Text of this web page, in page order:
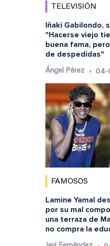
TELEVISIÓN
Iñaki Gabilondo,
"Hacerse viejo
buena fama,
de despedidas"
Ángel Pérez 04-
FAMOSOS
Lamine Yamal
por su mal
una terraza de
no compra la